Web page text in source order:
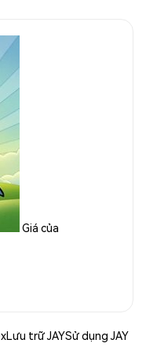
Giá của
Lưu trữ JAYSử dụng JAY